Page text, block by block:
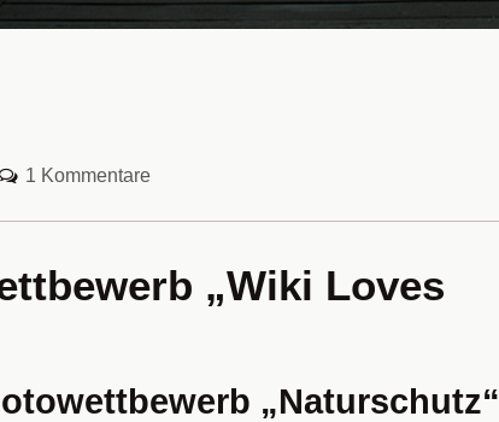
1 Kommentare
„Wiki Loves
„Naturschutz“